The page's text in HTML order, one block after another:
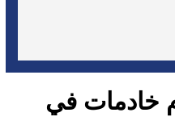
خادمات في